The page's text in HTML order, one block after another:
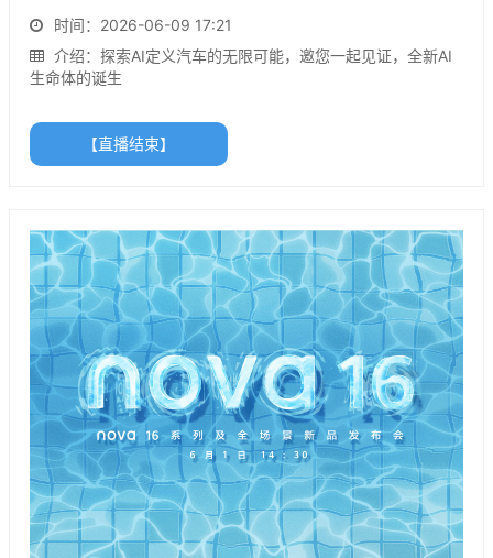
时间：2026-06-09 17:21
介绍：探索AI定义汽车的无限可能，邀您一起见证，全新AI
生命体的诞生
【直播结束】